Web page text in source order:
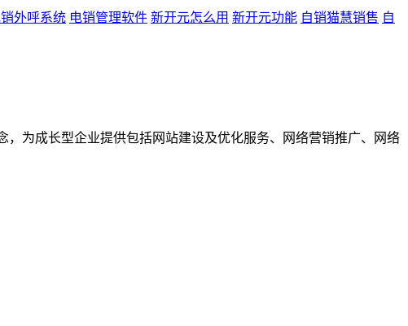
外呼系统 电销管理软件 新开元怎么用 新开元功能 自销猫慧销售 自
为成长型企业提供包括网站建设及优化服务、网络营销推广、网络